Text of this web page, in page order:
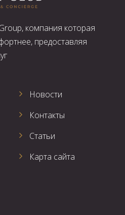
компания которая
предоставляя
Новости
Контакты
Статьи
Карта сайта